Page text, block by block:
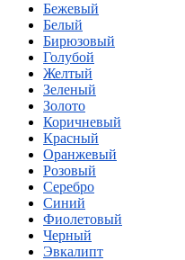
Бежевый
Белый
Бирюзовый
Голубой
Желтый
Зеленый
Золото
Коричневый
Красный
Оранжевый
Розовый
Серебро
Синий
Фиолетовый
Черный
Эвкалипт